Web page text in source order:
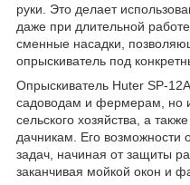
руки. Это делает
даже при длительной
сменные насадки,
опрыскиватель под
Опрыскиватель Huter SP-
садоводам и фермерам, но
сельского хозяйства, а
дачникам. Его возможности
задач, начиная от защиты
заканчивая мойкой окон и